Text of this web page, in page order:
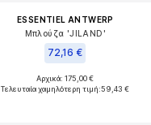
ESSENTIEL ANTWERP
Μπλούζα 'JILAND'
72,16 €
Διαθέσιμα μεγέθη: S-M, M-L
Αρχικά: 175,00 €
Τελευταία χαμηλότερη τιμή:59,43 €